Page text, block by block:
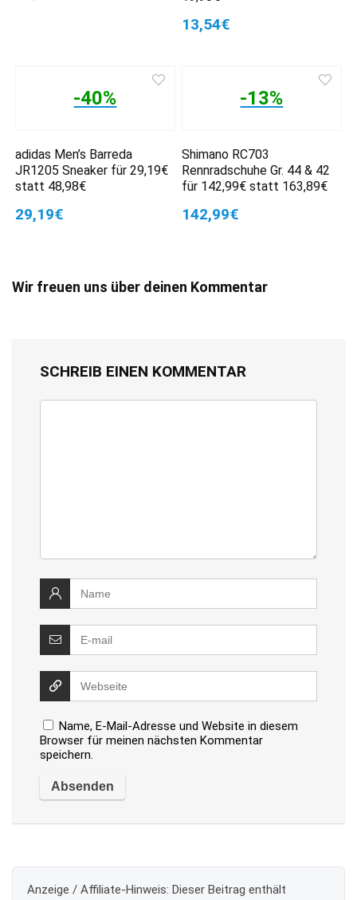
13,54€
-40%
adidas Men’s Barreda
JR1205 Sneaker für 29,19€
statt 48,98€
29,19€
-13%
Shimano RC703
Rennradschuhe Gr. 44 & 42
für 142,99€ statt 163,89€
142,99€
Wir freuen uns über deinen Kommentar
SCHREIB EINEN KOMMENTAR
Name, E-Mail-Adresse und Website in diesem
Browser für meinen nächsten Kommentar
speichern.
Anzeige / Affiliate-Hinweis: Dieser Beitrag enthält